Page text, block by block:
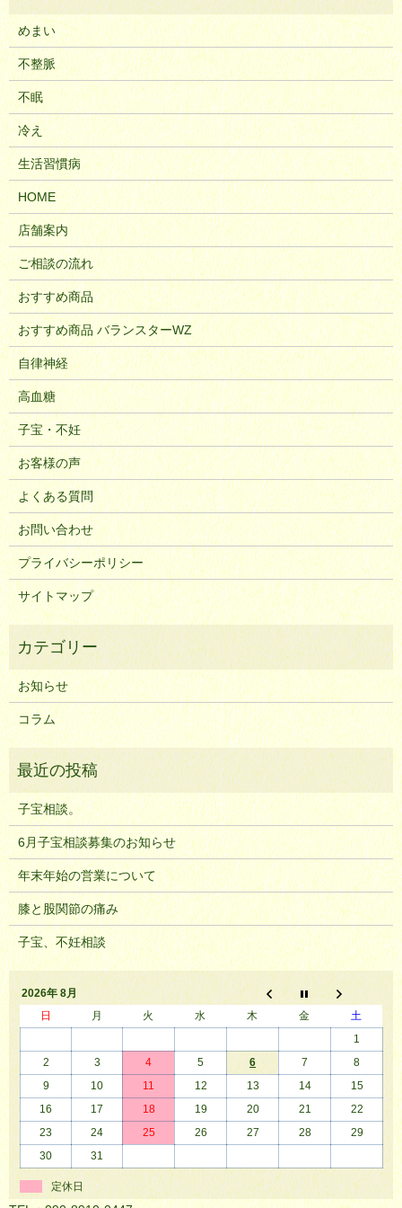
めまい
不整脈
不眠
冷え
生活習慣病
HOME
店舗案内
ご相談の流れ
おすすめ商品
おすすめ商品 バランスターWZ
自律神経
高血糖
子宝・不妊
お客様の声
よくある質問
お問い合わせ
プライバシーポリシー
サイトマップ
お知らせ
コラム
子宝相談。
6月子宝相談募集のお知らせ
年末年始の営業について
膝と股関節の痛み
子宝、不妊相談
2026年 8月
日
月 火 水 木 金
土
1
2
3 4 5 6 7
8
9
10 11 12 13 14
15
16
17 18 19 20 21
22
23
24 25 26 27 28
29
30
31
定休日